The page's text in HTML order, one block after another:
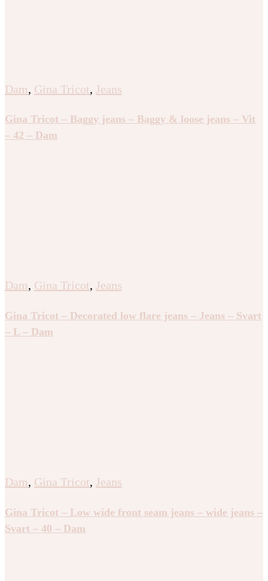
Dam, Gina Tricot, Jeans
Gina Tricot – Baggy jeans – Baggy & loose jeans – Vit
– 42 – Dam
Dam, Gina Tricot, Jeans
Gina Tricot – Decorated low flare jeans – Jeans – Svart
– L – Dam
Dam, Gina Tricot, Jeans
Gina Tricot – Low wide front seam jeans – wide jeans –
Svart – 40 – Dam